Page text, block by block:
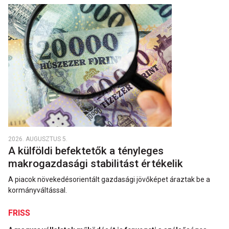
2026. AUGUSZTUS 5.
A külföldi befektetők a tényleges
makrogazdasági stabilitást értékelik
A piacok növekedésorientált gazdasági jövőképet áraztak be a
kormányváltással.
FRISS